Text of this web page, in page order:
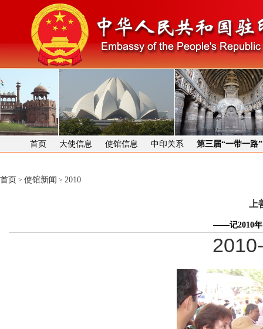
首页 大使信息 使馆信息 中印关系 第三届“一带一路
首页 > 使馆新闻 > 2010
——记2010年